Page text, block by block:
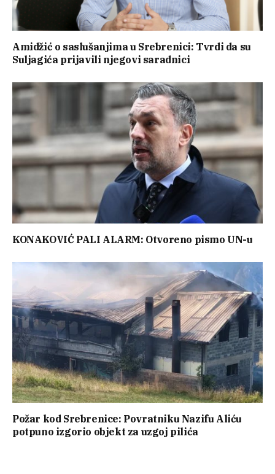
Amidžić o saslušanjima u Srebrenici: Tvrdi da su
Suljagića prijavili njegovi saradnici
KONAKOVIĆ PALI ALARM: Otvoreno pismo UN-u
Požar kod Srebrenice: Povratniku Nazifu Aliću
potpuno izgorio objekt za uzgoj pilića